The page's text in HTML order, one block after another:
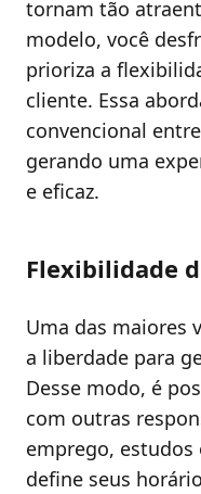
tornam tão
modelo, você
prioriza a
cliente. Essa
convencional
gerando uma
e eficaz.
Flexibilidade
Uma das maiores
a liberdade para
Desse modo, é
com outras
emprego, estudos
define seus